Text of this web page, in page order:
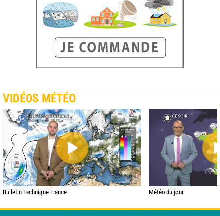
VIDÉOS MÉTÉO
Bulletin Technique France Météo du jour